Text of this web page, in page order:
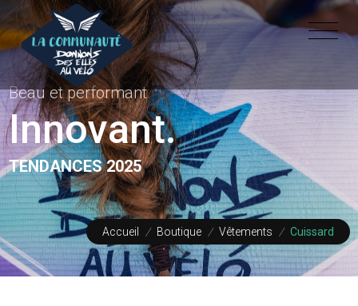
Beau et performant
Innovant.
TENDANCES 2025
Accueil / Boutique / Vêtements / Cuissard